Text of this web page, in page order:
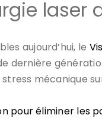
laser
aujourd’hui, le
dernière
mécanique
pour éliminer les